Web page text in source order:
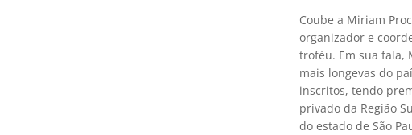
Coube a Miriam
organizador e
troféu. Em sua fala,
mais longevas do
inscritos, tendo
privado da Região
do estado de São